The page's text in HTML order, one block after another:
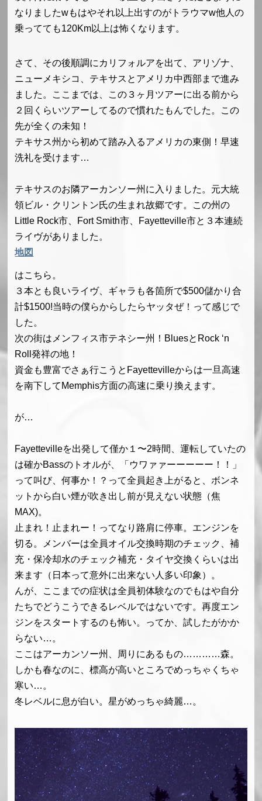
なりましたwもはやそれ以上出すのがトラウマw他人の
乗ってても120Km以上は怖くなります。
さて、その後順調にカリフォルアを出て、アリゾナ、
ニューメキシコ、テキサスとアメリカ中西部まで進み
ました。ここまでは、この３ヶ月ツアーに出る前から
２回くらいツアーしてるので慣れたもんでした。この
先が全くの未知！
テキサス州から初めて踏み入るアメリカの東側！早速
洗礼を受けます…
テキサスのお隣アーカンソー州に入りました。元大統
領ビル・クリントン氏の生まれ故郷です。この州の
Little Rock市、Fort Smith市、Fayetteville市と３本連続
ライヴがありました。
地図
はこちら。
３本とも良いライヴ、ギャラも各箇所で$500儲かり合
計$1500!当時の僕らからしたらヤッタぜ！って感じで
した。
次の街はメンフィス市テネシー州！BluesとRock ‘n
Roll発祥の地！
資金も豊富でさぁ行こうとFayettevilleからは一旦高速
を南下してMemphis方面の高速に乗り換えます。
が…
Fayettevilleを出発して僅か１〜2時間、運転していたの
は確かBassのトオルが、「ウワァァーーーーー！！」
って叫び、何事か！？って全員起き上がると、ボンネ
ットから白い煙が吹き出し前が見えない状態（焦
MAX)。
止まれ！止まれー！ってなり路肩に停車。エンジンを
切る。メンバーは全員オイル交換時期のチェック、補
充・保冷却水のチェック補充・タイヤ交換くらいは出
来ます（日本って意外に出来ない人多い印象）。
んが、ここまでの症状は全員初体験なのでもはや自分
たちでどうこうできるレベルではないです。再度エン
ジンをスタートするのも怖い。ってか、試したがかか
らない…。
ここはアーカンソー州、周りにあるもの…………森。
しかも春なのに、標高が高いところでめっちゃくちゃ
寒い…。
冬レベルに息が白い。星がめっちゃ綺麗…。